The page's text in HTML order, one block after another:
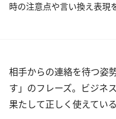
時の注意点や言い換え表現
相手からの連絡を待つ姿
す」のフレーズ。ビジネ
果たして正しく使えてい